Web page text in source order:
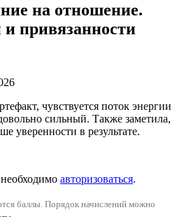
на отношение.
привязанности
чувствуется поток энергии
сильный. Также заметила,
уверенности в результате.
авторизоваться.
баллы. Порядок начислений можно